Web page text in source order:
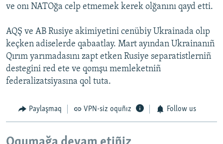
ve onı NATOğa celp etmemek kerek olğanını qayd etti.
AQŞ ve AB Rusiye akimiyetini cenübiy Ukrainada olıp
keçken adiselerde qabaatlay. Mart ayından Ukrainanıñ
Qırım yarımadasını zapt etken Rusiye separatistlerniñ
destegini red ete ve qomşu memleketniñ
federalizatsiyasına qol tuta.
Paylaşmaq VPN-siz oquñız Follow us